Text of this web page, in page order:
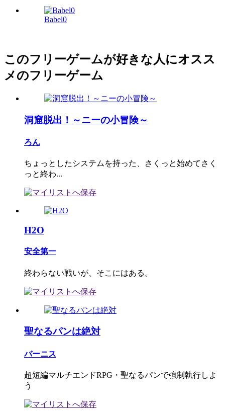
Babel0
このフリーゲームが好きな人にオスス
メのフリーゲーム
洞窟脱出！～ニーの小冒険～
ろん
ちょっとしたシステムを持った、さくっと始めてさく
っと終わ...
H2O
安全第一
終わらない戦いが、そこにはある。
聖なるパンは絶対
バーニス
超短編マルチエンドRPG・聖なるパンで強制執行しよ
う